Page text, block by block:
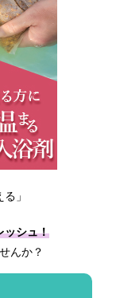
」
ッシュ！
んか？